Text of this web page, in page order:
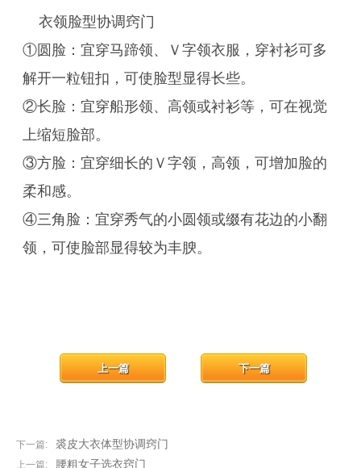
衣领脸型协调窍门
①圆脸：宜穿马蹄领、Ｖ字领衣服，穿衬衫可多
解开一粒钮扣，可使脸型显得长些。
②长脸：宜穿船形领、高领或衬衫等，可在视觉
上缩短脸部。
③方脸：宜穿细长的Ｖ字领，高领，可增加脸的
柔和感。
④三角脸：宜穿秀气的小圆领或缀有花边的小翻
领，可使脸部显得较为丰腴。
下一篇: 裘皮大衣体型协调窍门
下一篇
上一篇: 腰粗女子选衣窍门
上一篇